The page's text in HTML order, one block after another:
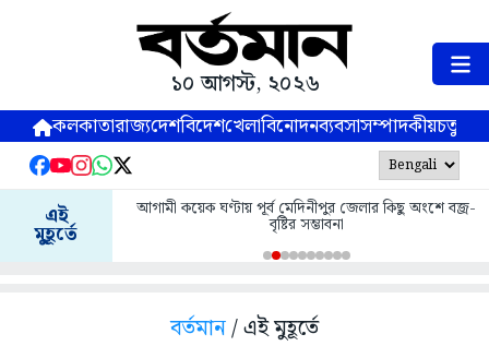
১০ আগস্ট, ২০২৬
কলকাতারাজ্যদেশবিদেশখেলাবিনোদনব্যবসাসম্পাদকীয়
এই
মুহূর্তে
আগামী কয়েক ঘণ্টায় পূর্ব মেদিনীপুর জেলার কিছু অংশে বজ্র-
বৃষ্টির সম্ভাবনা
বর্তমান/ এই মুহূর্তে